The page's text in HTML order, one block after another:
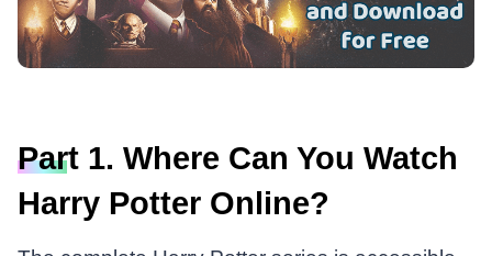
Part 1. Where Can You Watch
Harry Potter Online?